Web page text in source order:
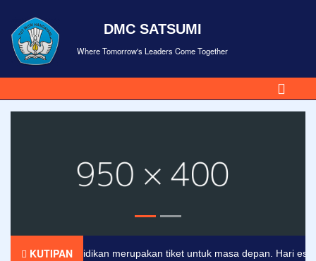
DMC SATSUMI
Where Tomorrow's Leaders Come Together
KUTIPAN
Pendidikan merupakan tiket untuk masa depan. Hari esok